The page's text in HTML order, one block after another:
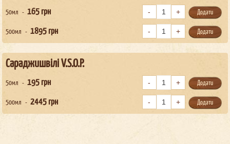
50мл 165 грн Додати
500мл 1895 грн Додати
Сараджишвілі V.S.O.P.
50мл 195 грн Додати
500мл 2445 грн Додати